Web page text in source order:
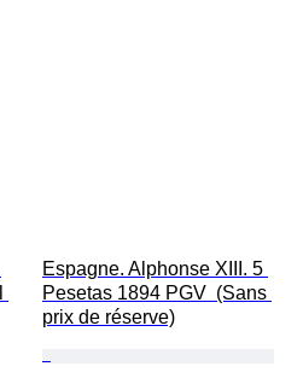
Espagne. Alphonse XIII. 5
Pesetas 1894 PGV  (Sans
prix de réserve)